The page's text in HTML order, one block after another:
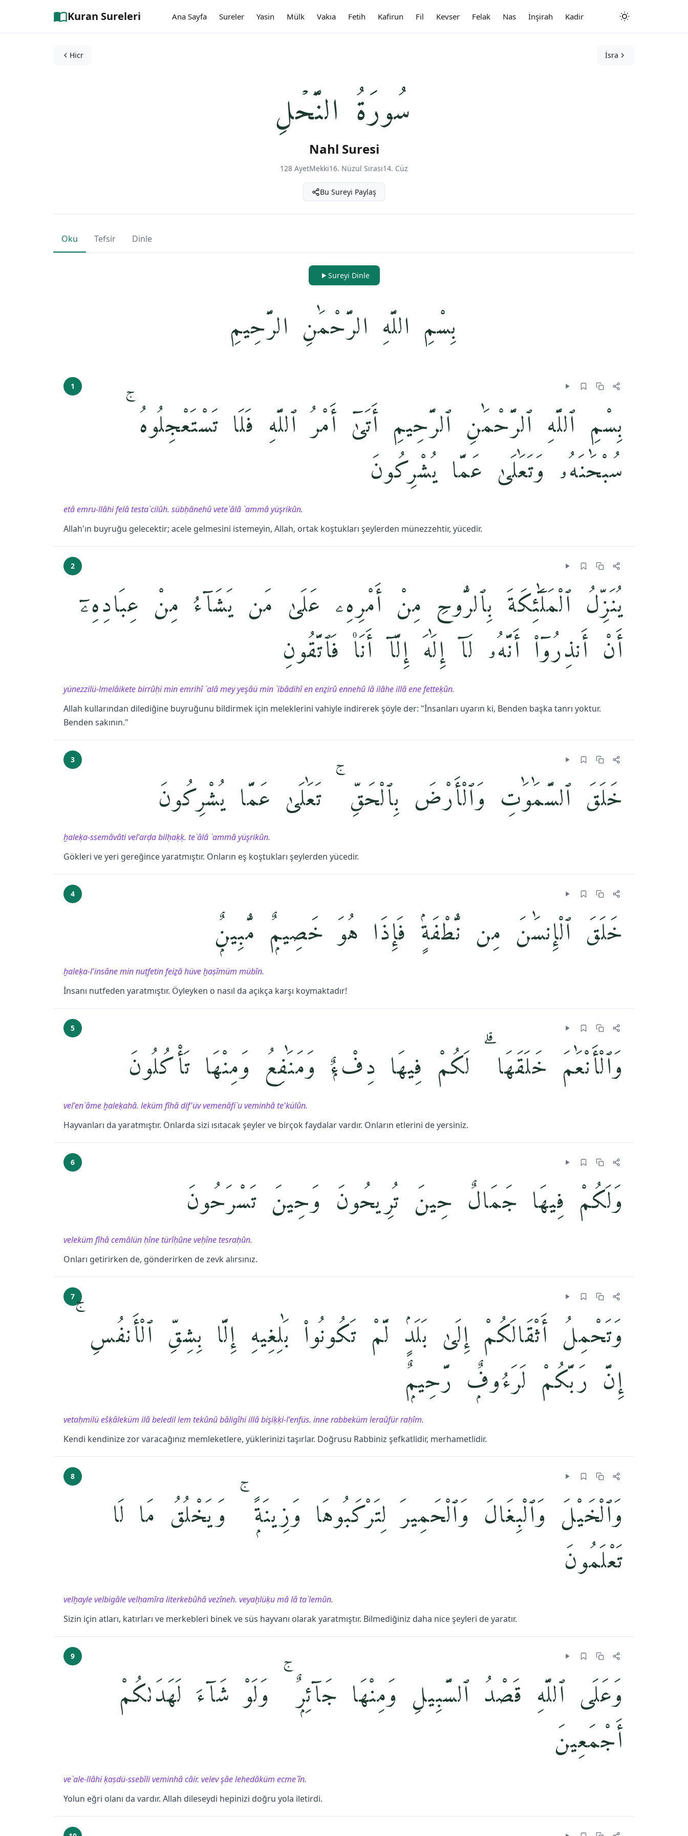
Kuran Sureleri Ana Sayfa Sureler Yasin Mülk Vakıa Fetih Kafirun Fil Kevser Felak Nas İnşirah Kadir
Hicr İsra
سُورَةُ النَّحۡلِ
Nahl Suresi
128 AyetMekki16. Nüzul Sırası14. Cüz
Bu Sureyi Paylaş
Oku Tefsir Dinle
Sureyi Dinle
بِسْمِ اللَّهِ الرَّحْمَٰنِ الرَّحِيمِ
1
بِسْمِ ٱللَّهِ ٱلرَّحْمَٰنِ ٱلرَّحِيمِ أَتَىٰٓ أَمْرُ ٱللَّهِ فَلَا تَسْتَعْجِلُوهُ ۚ
سُبْحَٰنَهُۥ وَتَعَٰلَىٰ عَمَّا يُشْرِكُونَ
etâ emru-llâhi felâ testa`cilûh. sübḥânehû vete`âlâ `ammâ yüşrikûn.
Allah'ın buyruğu gelecektir; acele gelmesini istemeyin, Allah, ortak koştukları şeylerden münezzehtir, yücedir.
2
يُنَزِّلُ ٱلْمَلَٰٓئِكَةَ بِٱلرُّوحِ مِنْ أَمْرِهِۦ عَلَىٰ مَن يَشَآءُ مِنْ عِبَادِهِۦٓ
أَنْ أَنذِرُوٓا۟ أَنَّهُۥ لَآ إِلَٰهَ إِلَّآ أَنَا۠ فَٱتَّقُونِ
yünezzilü-lmelâikete birrûḥi min emrihî `alâ mey yeşâü min `ibâdihî en enẕirû ennehû lâ ilâhe illâ ene fetteḳûn.
Allah kullarından dilediğine buyruğunu bildirmek için meleklerini vahiyle indirerek şöyle der: "İnsanları uyarın ki, Benden başka tanrı yoktur.
Benden sakının."
3
خَلَقَ ٱلسَّمَٰوَٰتِ وَٱلْأَرْضَ بِٱلْحَقِّ ۚ تَعَٰلَىٰ عَمَّا يُشْرِكُونَ
ḫaleḳa-ssemâvâti vel'arḍa bilḥaḳḳ. te`âlâ `ammâ yüşrikûn.
Gökleri ve yeri gereğince yaratmıştır. Onların eş koştukları şeylerden yücedir.
4
خَلَقَ ٱلْإِنسَٰنَ مِن نُّطْفَةٍۢ فَإِذَا هُوَ خَصِيمٌۭ مُّبِينٌۭ
ḫaleḳa-l'insâne min nuṭfetin feiẕâ hüve ḫaṣîmüm mübîn.
İnsanı nutfeden yaratmıştır. Öyleyken o nasıl da açıkça karşı koymaktadır!
5
وَٱلْأَنْعَٰمَ خَلَقَهَا ۗ لَكُمْ فِيهَا دِفْءٌۭ وَمَنَٰفِعُ وَمِنْهَا تَأْكُلُونَ
vel'en`âme ḫaleḳahâ. leküm fîhâ dif'üv vemenâfi`u veminhâ te'külûn.
Hayvanları da yaratmıştır. Onlarda sizi ısıtacak şeyler ve birçok faydalar vardır. Onların etlerini de yersiniz.
6
وَلَكُمْ فِيهَا جَمَالٌ حِينَ تُرِيحُونَ وَحِينَ تَسْرَحُونَ
veleküm fîhâ cemâlün ḥîne türîḥûne veḥîne tesraḥûn.
Onları getirirken de, gönderirken de zevk alırsınız.
7
وَتَحْمِلُ أَثْقَالَكُمْ إِلَىٰ بَلَدٍۢ لَّمْ تَكُونُوا۟ بَٰلِغِيهِ إِلَّا بِشِقِّ ٱلْأَنفُسِ ۚ
إِنَّ رَبَّكُمْ لَرَءُوفٌۭ رَّحِيمٌۭ
vetaḥmilü eŝḳâleküm ilâ beledil lem tekûnû bâligîhi illâ bişiḳḳi-l'enfüs. inne rabbeküm leraûfür raḥîm.
Kendi kendinize zor varacağınız memleketlere, yüklerinizi taşırlar. Doğrusu Rabbiniz şefkatlidir, merhametlidir.
8
وَٱلْخَيْلَ وَٱلْبِغَالَ وَٱلْحَمِيرَ لِتَرْكَبُوهَا وَزِينَةًۭ ۚ وَيَخْلُقُ مَا لَا
تَعْلَمُونَ
velḫayle velbigâle velḥamîra literkebûhâ vezîneh. veyaḫlüḳu mâ lâ ta`lemûn.
Sizin için atları, katırları ve merkebleri binek ve süs hayvanı olarak yaratmıştır. Bilmediğiniz daha nice şeyleri de yaratır.
9
وَعَلَى ٱللَّهِ قَصْدُ ٱلسَّبِيلِ وَمِنْهَا جَآئِرٌۭ ۚ وَلَوْ شَآءَ لَهَدَىٰكُمْ
أَجْمَعِينَ
ve`ale-llâhi ḳaṣdü-ssebîli veminhâ câir. velev şâe lehedâküm ecme`în.
Yolun eğri olanı da vardır. Allah dileseydi hepinizi doğru yola iletirdi.